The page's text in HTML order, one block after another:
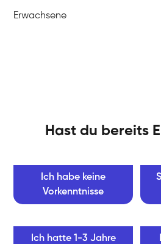
Erwachsene
Hast du bereits
Ich habe keine
Vorkenntnisse
Ich hatte 1-3 Jahre